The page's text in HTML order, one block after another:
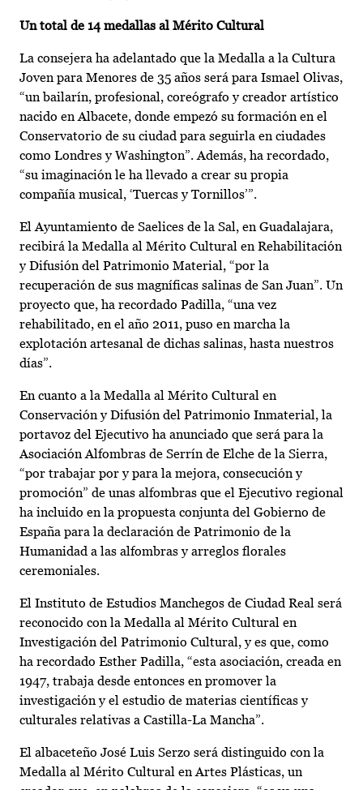
Un total de 14 medallas al Mérito Cultural
La consejera ha adelantado que la Medalla a la Cultura
Joven para Menores de 35 años será para Ismael Olivas,
“un bailarín, profesional, coreógrafo y creador artístico
nacido en Albacete, donde empezó su formación en el
Conservatorio de su ciudad para seguirla en ciudades
como Londres y Washington”. Además, ha recordado,
“su imaginación le ha llevado a crear su propia
compañía musical, ‘Tuercas y Tornillos’”.
El Ayuntamiento de Saelices de la Sal, en Guadalajara,
recibirá la Medalla al Mérito Cultural en Rehabilitación
y Difusión del Patrimonio Material, “por la
recuperación de sus magníficas salinas de San Juan”. Un
proyecto que, ha recordado Padilla, “una vez
rehabilitado, en el año 2011, puso en marcha la
explotación artesanal de dichas salinas, hasta nuestros
días”.
En cuanto a la Medalla al Mérito Cultural en
Conservación y Difusión del Patrimonio Inmaterial, la
portavoz del Ejecutivo ha anunciado que será para la
Asociación Alfombras de Serrín de Elche de la Sierra,
“por trabajar por y para la mejora, consecución y
promoción” de unas alfombras que el Ejecutivo regional
ha incluido en la propuesta conjunta del Gobierno de
España para la declaración de Patrimonio de la
Humanidad a las alfombras y arreglos florales
ceremoniales.
El Instituto de Estudios Manchegos de Ciudad Real será
reconocido con la Medalla al Mérito Cultural en
Investigación del Patrimonio Cultural, y es que, como
ha recordado Esther Padilla, “esta asociación, creada en
1947, trabaja desde entonces en promover la
investigación y el estudio de materias científicas y
culturales relativas a Castilla-La Mancha”.
El albaceteño José Luis Serzo será distinguido con la
Medalla al Mérito Cultural en Artes Plásticas, un